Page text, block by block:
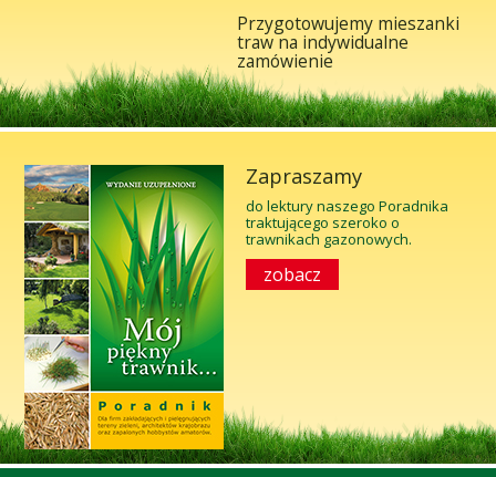
Przygotowujemy mieszanki
traw na indywidualne
zamówienie
Zapraszamy
do lektury naszego Poradnika
traktującego szeroko o
trawnikach gazonowych.
zobacz